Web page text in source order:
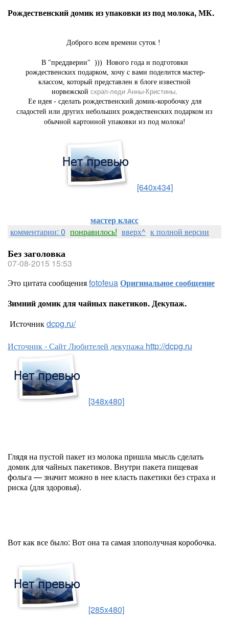
Рождественский домик из упаковки из под молока, МК.
Доброго всем времени суток !
В "преддверии" ))) Нового года и подготовки
рождественских подарком, хочу с вами поделится мастер-
классом, который представлен в блоге известной
норвежской скрап-леди Анны-Кристины.
Ее идея - сделать рождественский домик-коробочку для
сладостей или других небольших рождественских подарком из
обычной картонной упаковки из под молока!
[640x434]
мастер класс
комментарии: 0 понравилось! вверх^ к полной версии
Без заголовка
07-08-2015 15:53
Это цитата сообщенияfotofeuaОригинальное сообщение
Зимний домик для чайных пакетиков. Декупаж.
Источникdcpg.ru/
Источник - Сайт Любителей декупажа http://dcpg.ru
[348x480]
Глядя на пустой пакет из молока пришла мысль сделать
домик для чайных пакетиков. Внутри пакета пищевая
фольга — значит можно в нее класть пакетики без страха и
риска (для здоровья).
Вот как все было: Вот она та самая злополучная коробочка.
[285x480]